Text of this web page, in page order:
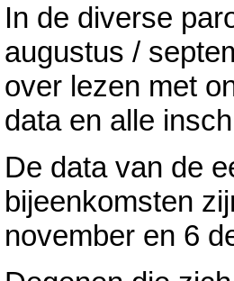
In de diverse
augustus /
over lezen met
data en alle
De data van de
bijeenkomsten
november en 6